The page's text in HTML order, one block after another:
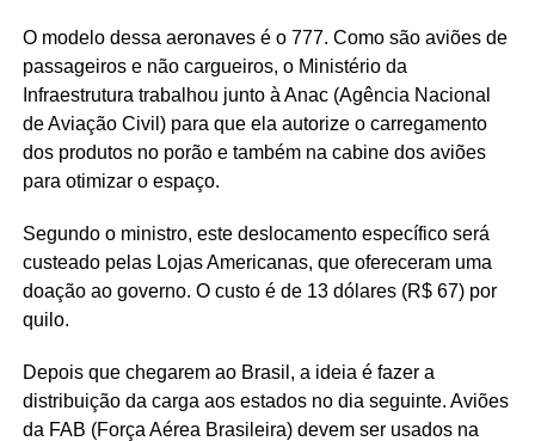
O modelo dessa aeronaves é o 777. Como são aviões de
passageiros e não cargueiros, o Ministério da
Infraestrutura trabalhou junto à Anac (Agência Nacional
de Aviação Civil) para que ela autorize o carregamento
dos produtos no porão e também na cabine dos aviões
para otimizar o espaço.
Segundo o ministro, este deslocamento específico será
custeado pelas Lojas Americanas, que ofereceram uma
doação ao governo. O custo é de 13 dólares (R$ 67) por
quilo.
Depois que chegarem ao Brasil, a ideia é fazer a
distribuição da carga aos estados no dia seguinte. Aviões
da FAB (Força Aérea Brasileira) devem ser usados na